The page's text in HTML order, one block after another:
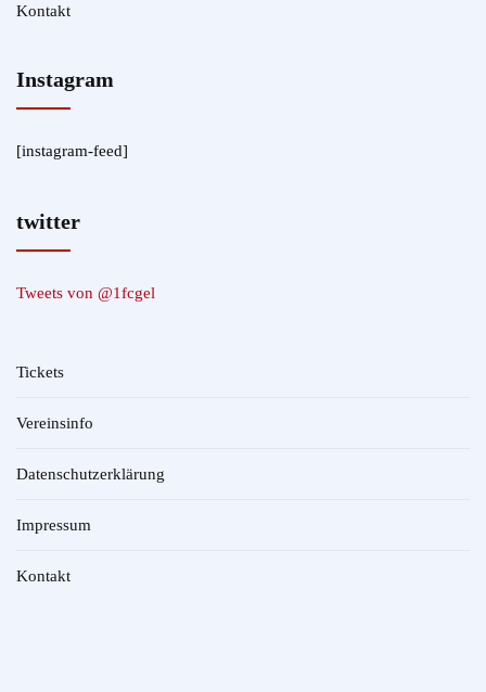
Kontakt
Instagram
[instagram-feed]
twitter
Tweets von @1fcgel
Tickets
Vereinsinfo
Datenschutzerklärung
Impressum
Kontakt